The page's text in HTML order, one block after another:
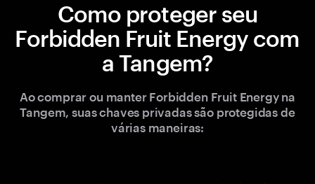
Como proteger seu
Forbidden Fruit Energy com
a Tangem?
Ao comprar ou manter Forbidden Fruit Energy na
Tangem, suas chaves privadas são protegidas de
várias maneiras: